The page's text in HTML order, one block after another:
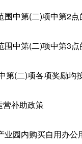
围中第(二)项中第2
围中第(二)项中第3
第(二)项各项奖励均
营补助政策
业园内购买自用办